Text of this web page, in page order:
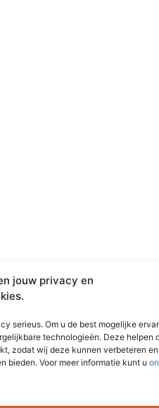
jouw privacy en
serieus. Om u de best mogelijke
technologieën. Deze helpen
zodat wij deze kunnen verbeteren
bieden. Voor meer informatie kunt u